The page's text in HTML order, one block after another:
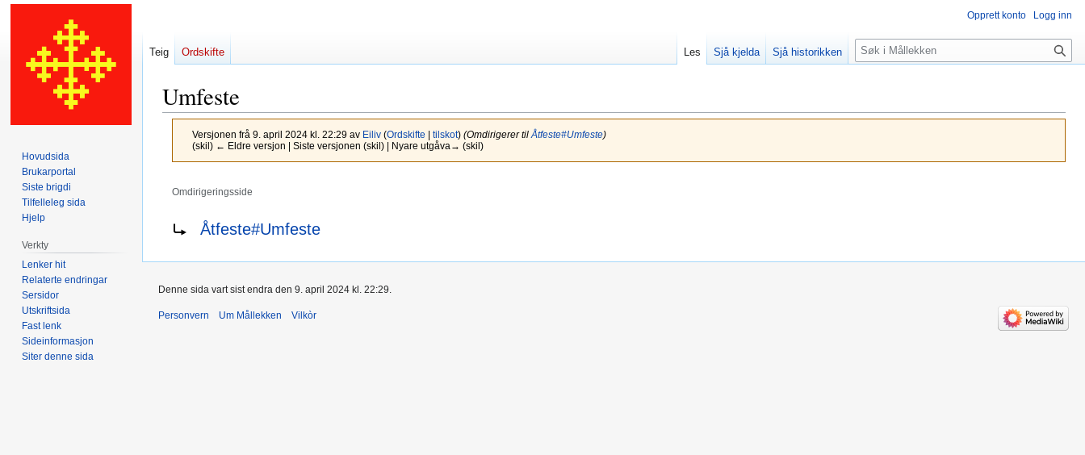
Umfeste
Versjonen frå 9. april 2024 kl. 22:29 av Eiliv (Ordskifte tilskot) (Omdirigerer til Åtfeste#Umfeste)
(skil) ← Eldre versjon | Siste versjonen (skil) | Nyare utgåva→ (skil)
Omdirigeringsside
Omdirigering til:
Åtfeste#Umfeste
Opprett konto Logg inn
Teig Ordskifte Les Sjå kjelda Sjå historikken
Søk
Hovudsida
Brukarportal
Siste brigdi
Tilfelleleg sida
Hjelp
Verkty
Lenker hit
Relaterte endringar
Sersidor
Utskriftsida
Fast lenk
Sideinformasjon
Siter denne sida
Denne sida vart sist endra den 9. april 2024 kl. 22:29.
Personvern Um Mållekken Vilkòr